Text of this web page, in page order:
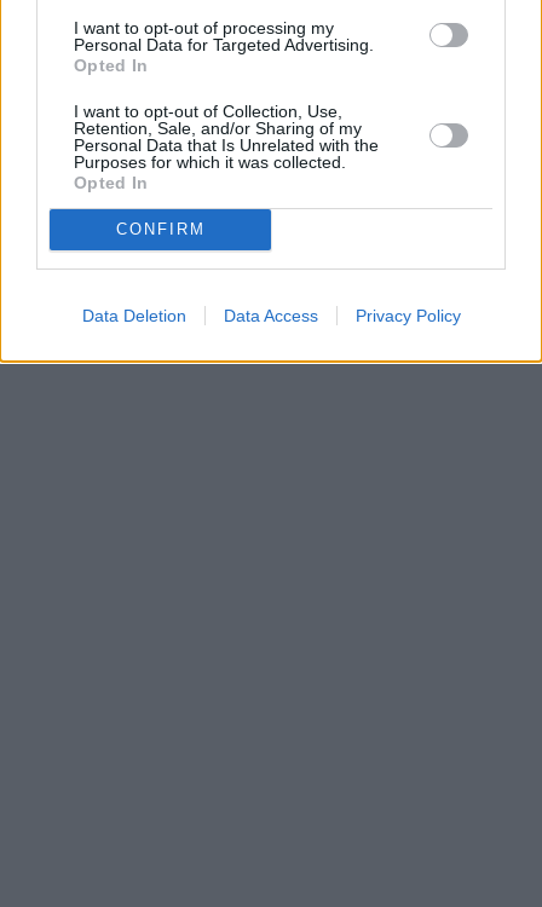
I want to opt-out of processing my
Personal Data for Targeted Advertising.
Opted In
I want to opt-out of Collection, Use,
Retention, Sale, and/or Sharing of my
Personal Data that Is Unrelated with the
Purposes for which it was collected.
Opted In
CONFIRM
Data Deletion Data Access Privacy Policy
O webu parabola.cz •O souborech cookies•
Dovolená u moře•Bazény